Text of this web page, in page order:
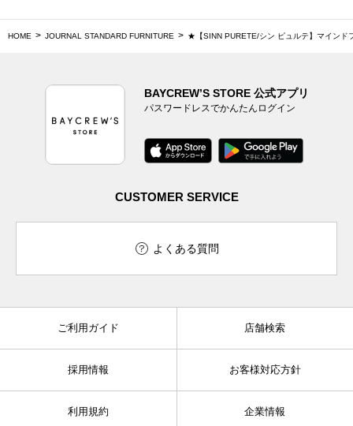
HOME JOURNAL STANDARD FURNITURE ★【SINN PURETE/シン ピュルテ】マインド
BAYCREW’S STORE 公式アプリ
パスワードレスでかんたんログイン
CUSTOMER SERVICE
よくある質問
ご利用ガイド 店舗検索
採用情報 お客様対応方針
利用規約 企業情報